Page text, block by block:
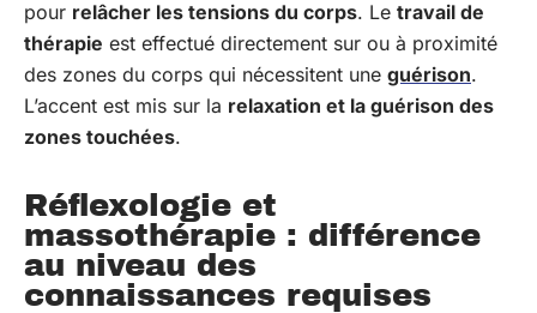
pour relâcher les tensions du corps. Le travail de
thérapie est effectué directement sur ou à proximité
des zones du corps qui nécessitent une guérison.
L’accent est mis sur la relaxation et la guérison des
zones touchées.
Réflexologie et
massothérapie : différence
au niveau des
connaissances requises